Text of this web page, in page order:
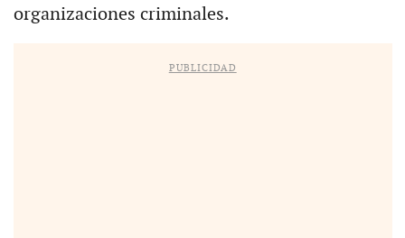
organizaciones criminales.
PUBLICIDAD